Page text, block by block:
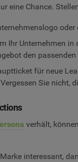
eine Chance.
Ihr Unternehmen
den
für neue
Sie
verhält,
interessant,